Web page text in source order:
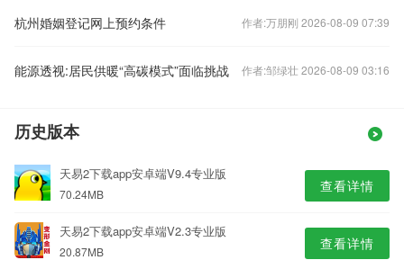
杭州婚姻登记网上预约条件 作者:万朋刚 2026-08-09 07:39
能源透视:居民供暖“高碳模式”面临挑战 作者:邹绿壮 2026-08-09 03:16
历史版本
天易2下载app安卓端V9.4专业版
70.24MB 查看详情
天易2下载app安卓端V2.3专业版
20.87MB 查看详情